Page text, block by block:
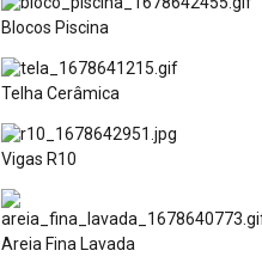
Blocos Piscina
Telha Cerâmica
Vigas R10
Areia Fina Lavada